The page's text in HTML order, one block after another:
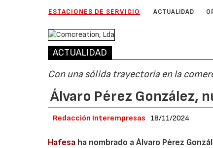
ESTACIONES DE SERVICIO ACTUALIDAD
ACTUALIDAD
Con una sólida trayectoria en la
Álvaro Pérez González,
Redacción Interempresas 18/11/2024
Hafesa ha nombrado a Álvaro Pérez